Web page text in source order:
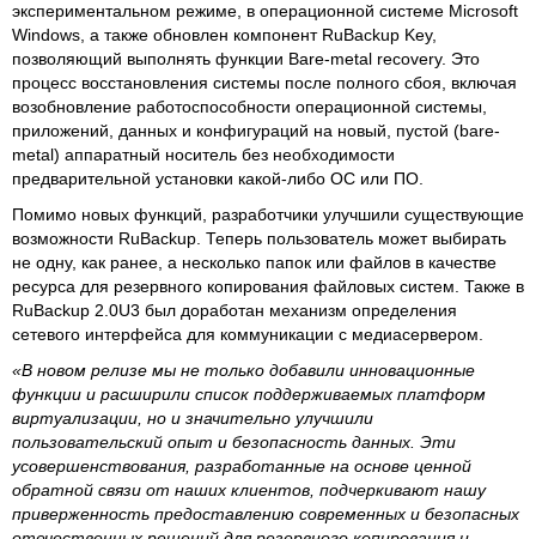
экспериментальном режиме, в операционной системе Microsoft
Windows, а также обновлен компонент RuBackup Key,
позволяющий выполнять функции Bare-metal recovery. Это
процесс восстановления системы после полного сбоя, включая
возобновление работоспособности операционной системы,
приложений, данных и конфигураций на новый, пустой (bare-
metal) аппаратный носитель без необходимости
предварительной установки какой-либо ОС или ПО.
Помимо новых функций, разработчики улучшили существующие
возможности RuBackup. Теперь пользователь может выбирать
не одну, как ранее, а несколько папок или файлов в качестве
ресурса для резервного копирования файловых систем. Также в
RuBackup 2.0U3 был доработан механизм определения
сетевого интерфейса для коммуникации с медиасервером.
«В новом релизе мы не только добавили инновационные
функции и расширили список поддерживаемых платформ
виртуализации, но и значительно улучшили
пользовательский опыт и безопасность данных. Эти
усовершенствования, разработанные на основе ценной
обратной связи от наших клиентов, подчеркивают нашу
приверженность предоставлению современных и безопасных